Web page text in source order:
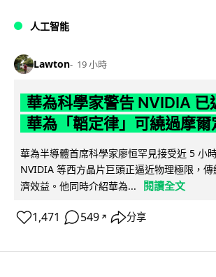
人工智能
Lawton 19 小時
華為科學家警告 NVIDIA 已
華為「韜定律」可繞過摩爾
華為半導體首席科學家廖恒罕見接受近 5 小
NVIDIA 等西方晶片巨頭正逼近物理極限，
濟效益。他同時介紹華為...
閱讀全文
1,471 549 ↗ 分享